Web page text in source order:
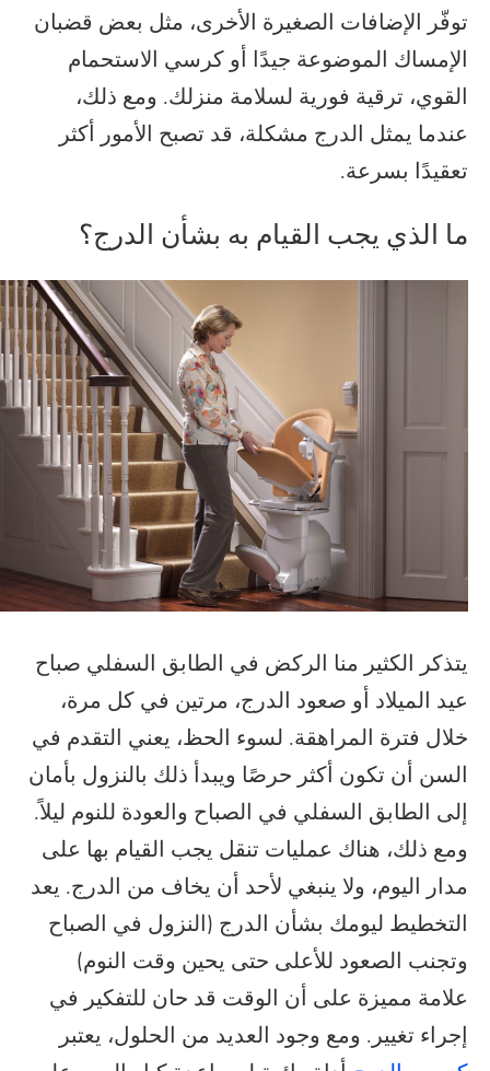
توفّر الإضافات الصغيرة الأخرى، مثل بعض قضبان
الإمساك الموضوعة جيدًا أو كرسي الاستحمام
القوي، ترقية فورية لسلامة منزلك. ومع ذلك،
عندما يمثل الدرج مشكلة، قد تصبح الأمور أكثر
تعقيدًا بسرعة.
ما الذي يجب القيام به بشأن الدرج؟
يتذكر الكثير منا الركض في الطابق السفلي صباح
عيد الميلاد أو صعود الدرج، مرتين في كل مرة،
خلال فترة المراهقة. لسوء الحظ، يعني التقدم في
السن أن تكون أكثر حرصًا ويبدأ ذلك بالنزول بأمان
إلى الطابق السفلي في الصباح والعودة للنوم ليلاً.
ومع ذلك، هناك عمليات تنقل يجب القيام بها على
مدار اليوم، ولا ينبغي لأحد أن يخاف من الدرج. يعد
التخطيط ليومك بشأن الدرج (النزول في الصباح
وتجنب الصعود للأعلى حتى يحين وقت النوم)
علامة مميزة على أن الوقت قد حان للتفكير في
إجراء تغيير. ومع وجود العديد من الحلول، يعتبر